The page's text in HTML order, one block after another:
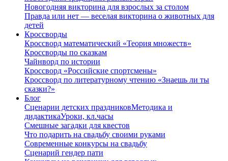
Новогодняя викторина для взрослых за столом
Правда или нет — веселая викторина о животных для
детей
Кроссворды
Кроссворд математический «Теория множеств»
Кроссворды по сказкам
Чайнворд по истории
Кроссворд «Российские спортсмены»
Кроссворд по литературному чтению «Знаешь ли ты
сказки?»
Блог
Сценарии детских праздниковМетодика и
дидактикаУроки, кл.часы
Смешные загадки для квестов
Что подарить на свадьбу своими руками
Современные конкурсы на свадьбу
Сценарий гендер пати